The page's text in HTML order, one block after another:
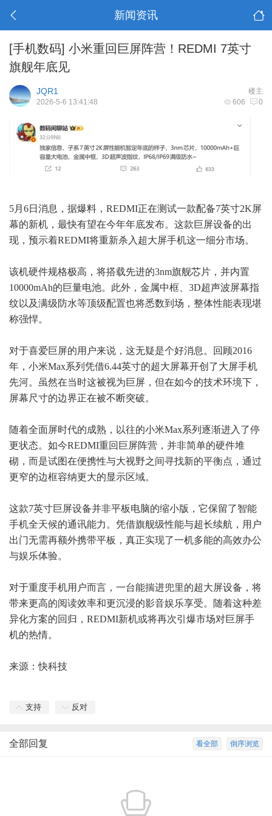
新闻资讯
[手机数码] 小米重回巨屏阵营！REDMI 7英寸
旗舰年底见
楼主
JQR1
606 0
2026-5-6 13:41:48
5月6日消息，据爆料，REDMI正在测试一款配备7英寸2K屏
幕的新机，最快有望在今年年底发布。这款巨屏设备的出
现，预示着REDMI将重新杀入超大屏手机这一细分市场。
该机硬件规格极高，将搭载先进的3nm旗舰芯片，并内置
10000mAh的巨量电池。此外，金属中框、3D超声波屏幕指
纹以及满级防水等顶级配置也将悉数到场，整体性能表现堪
称强悍。
对于喜爱巨屏的用户来说，这无疑是个好消息。回顾2016
年，小米Max系列凭借6.44英寸的超大屏幕开创了大屏手机
先河。虽然在当时这被视为巨屏，但在如今的技术环境下，
屏幕尺寸的边界正在被不断突破。
随着全面屏时代的成熟，以往的小米Max系列逐渐进入了停
更状态。如今REDMI重回巨屏阵营，并非简单的硬件堆
砌，而是试图在便携性与大视野之间寻找新的平衡点，通过
更窄的边框容纳更大的显示区域。
这款7英寸巨屏设备并非平板电脑的缩小版，它保留了智能
手机全天候的通讯能力。凭借旗舰级性能与超长续航，用户
出门无需再额外携带平板，真正实现了一机多能的高效办公
与娱乐体验。
对于重度手机用户而言，一台能揣进兜里的超大屏设备，将
带来更高的阅读效率和更沉浸的影音娱乐享受。随着这种差
异化方案的回归，REDMI新机或将再次引爆市场对巨屏手
机的热情。
来源：快科技
支持 反对
倒序浏览
看全部
全部回复